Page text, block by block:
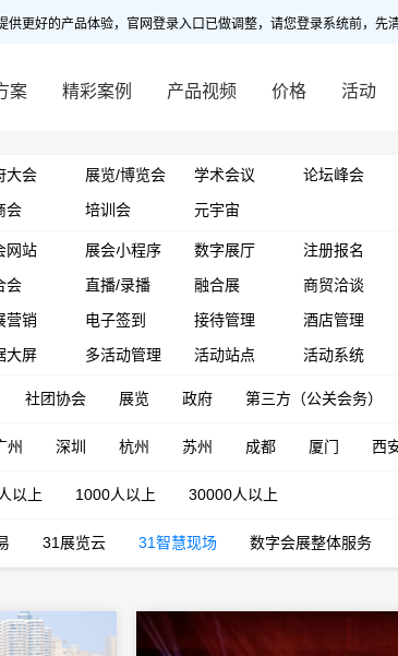
供更好的产品体验，官网登录入口已做调整，请您登录系统前，先
案 精彩案例 产品视频 价格 活动
大会 展览/博览会 学术会议 论坛峰会
会 培训会 元宇宙
网站 展会小程序 数字展厅 注册报名
会 直播/录播 融合展 商贸洽谈
营销 电子签到 接待管理 酒店管理
大屏 多活动管理 活动站点 活动系统
社团协会 展览 政府 第三方（公关会务）
州 深圳 杭州 苏州 成都 厦门 西
以上 1000人以上 30000人以上
31展览云 31智慧现场 数字会展整体服务